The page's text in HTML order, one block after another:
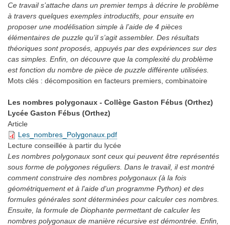
Ce travail s’attache dans un premier temps à décrire le problème
à travers quelques exemples introductifs, pour ensuite en
proposer une modélisation simple à l’aide de 4 pièces
élémentaires de puzzle qu’il s’agit assembler. Des résultats
théoriques sont proposés, appuyés par des expériences sur des
cas simples. Enfin, on découvre que la complexité du problème
est fonction du nombre de pièce de puzzle différente utilisées.
Mots clés : décomposition en facteurs premiers, combinatoire
Les nombres polygonaux - Collège Gaston Fébus (Orthez)
Lycée Gaston Fébus (Orthez)
Article
Les_nombres_Polygonaux.pdf
Lecture conseillée à partir du lycée
Les nombres polygonaux sont ceux qui peuvent être représentés
sous forme de polygones réguliers. Dans le travail, il est montré
comment construire des nombres polygonaux (à la fois
géométriquement et à l'aide d'un programme Python) et des
formules générales sont déterminées pour calculer ces nombres.
Ensuite, la formule de Diophante permettant de calculer les
nombres polygonaux de manière récursive est démontrée. Enfin,